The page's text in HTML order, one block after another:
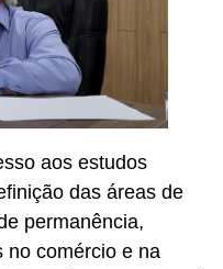
aos estudos
das áreas de
permanência,
no comércio e na